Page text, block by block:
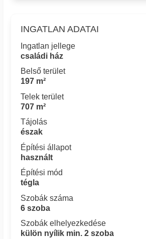
INGATLAN ADATAI
Ingatlan jellege
családi ház
Belső terület
197 m²
Telek terület
707 m²
Tájolás
észak
Építési állapot
használt
Építési mód
tégla
Szobák száma
6 szoba
Szobák elhelyezkedése
külön nyílik min. 2 szoba